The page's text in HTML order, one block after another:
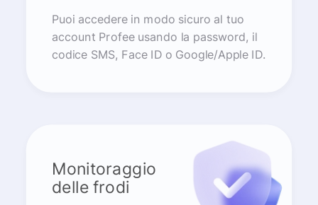
Puoi accedere in modo sicuro al tuo
account Profee usando la password, il
codice SMS, Face ID o Google/Apple ID.
Monitoraggio
delle frodi